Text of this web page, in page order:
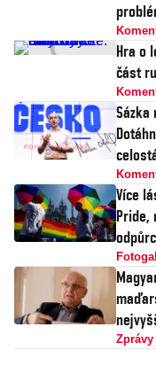
Hra o
část
Sázka
Více
Pride,
Zprávy